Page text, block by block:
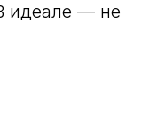
идеале — не